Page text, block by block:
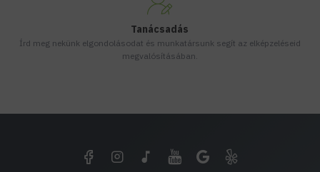
Tanácsadás
Írd meg nekünk elgondolásodat és munkatársunk segít az elképzeléseid
megvalósításában.